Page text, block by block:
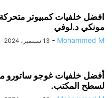
افضل خلفيات كمبيوتر
مونكي د.لوفي
Mohammed M
- 13 سبتمبر، 2024
أفضل خلفيات غوجو ساتورو
لسطح المكتب.